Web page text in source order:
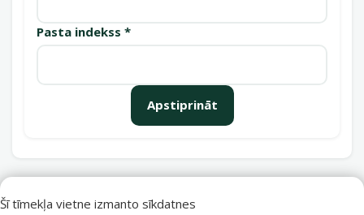
Šī tīmekļa vietne izmanto sīkdatnes
Pasta indekss *
Apstiprināt